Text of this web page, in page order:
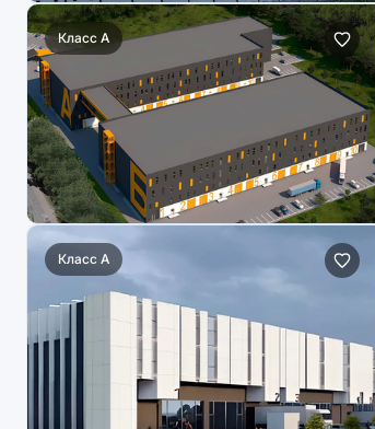
Класс A
Класс A